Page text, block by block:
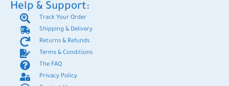
Help & Support:
Track Your Order
Shipping & Delivery
Returns & Refunds
Terms & Conditions
The FAQ
Privacy Policy